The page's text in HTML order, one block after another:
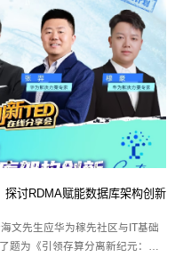
探讨RDMA赋能数据库架构创新
文先生应华为稼先社区与IT基础
题为《引领存算分离新纪元：